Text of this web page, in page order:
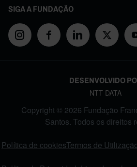
SIGA A FUNDAÇÃO
DESENVOLVIDO
NTT DATA
Copyright © 2026 Fundação
Santos. Todos os direitos
Política de cookiesTermos de